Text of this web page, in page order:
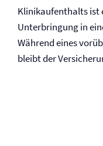
Klinikaufenthalts ist
Unterbringung in
Während eines
bleibt der